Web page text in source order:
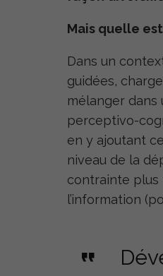
Mais quelle est
Dans un
guidées,
mélanger
perceptivo-
en y ajoutant
niveau de la
contrainte plus
l’information